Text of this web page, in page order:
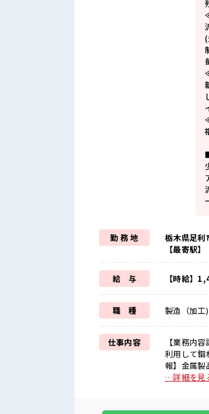
勤 務 地
栃木県足利
【最寄駅】
給 与 【時給】
職 種 製造（加工)
仕事内容
【業務内
利用して鋼
報】金属製品、鋼材 ■お仕事PR ≪プライベートが充
もありま
…詳細を見